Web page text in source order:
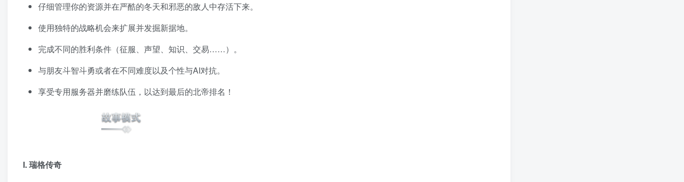
仔细管理你的资源并在严酷的冬天和邪恶的敌人中存活下来。
使用独特的战略机会来扩展并发掘新据地。
完成不同的胜利条件（征服、声望、知识、交易……）。
与朋友斗智斗勇或者在不同难度以及个性与AI对抗。
享受专用服务器并磨练队伍，以达到最后的北帝排名！
I. 瑞格传奇